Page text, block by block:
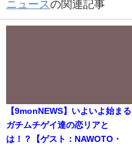
ニュースの関連記事
【9monNEWS】いよいよ始まる
ガチムチゲイ達の恋リアと
は！？【ゲスト：NAWOTO・